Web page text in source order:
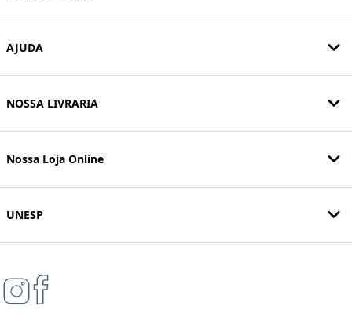
AJUDA
NOSSA LIVRARIA
Nossa Loja Online
UNESP